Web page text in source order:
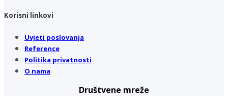
Korisni linkovi
Uvjeti poslovanja
Reference
Politika privatnosti
O nama
Društvene mreže